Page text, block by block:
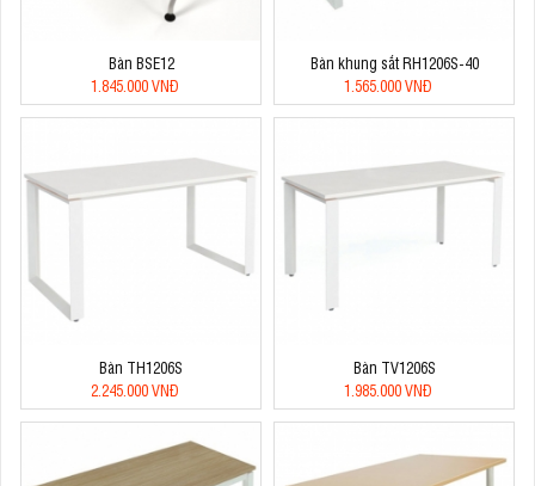
Bàn BSE12
1.845.000 VNĐ
Bàn khung sắt RH1206S-40
1.565.000 VNĐ
Bàn TH1206S
2.245.000 VNĐ
Bàn TV1206S
1.985.000 VNĐ